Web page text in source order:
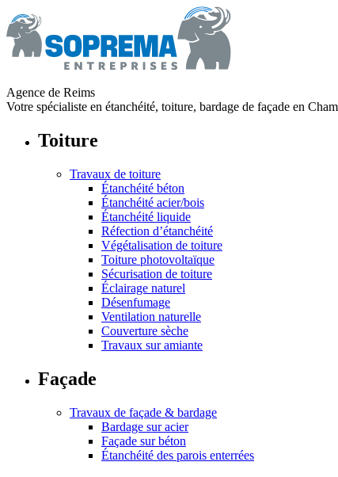
Agence de Reims
Votre spécialiste en étanchéité, toiture, bardage de façade en
Toiture
Travaux de toiture
Étanchéité béton
Étanchéité acier/bois
Étanchéité liquide
Réfection d’étanchéité
Végétalisation de toiture
Toiture photovoltaïque
Sécurisation de toiture
Éclairage naturel
Désenfumage
Ventilation naturelle
Couverture sèche
Travaux sur amiante
Façade
Travaux de façade & bardage
Bardage sur acier
Façade sur béton
Étanchéité des parois enterrées